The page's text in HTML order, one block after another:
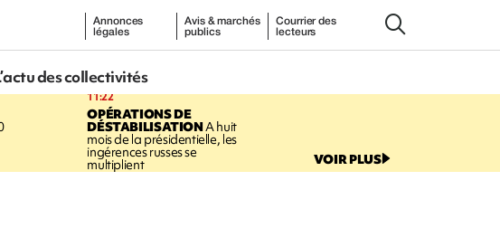
Annonces
légales
Avis & marchés
publics
Courrier des
lecteurs
des collectivités
11:22
OPÉRATIONS DE
DÉSTABILISATIONA huit
mois de la présidentielle, les
ingérences russes se
multiplient VOIR PLUS